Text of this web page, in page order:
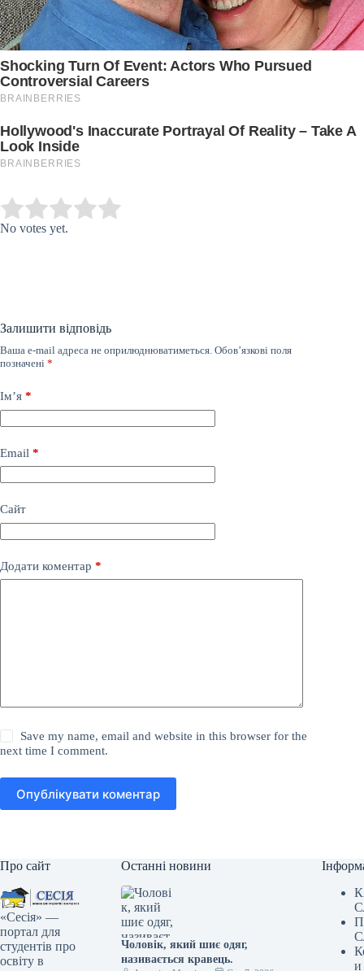
Rate this item:
No votes yet.
Залишити відповідь
Ваша e-mail адреса не оприлюднюватиметься. Обов’язкові поля
позначені *
Ім’я *
Email *
Сайт
Додати коментар *
Save my name, email and website in this browser for the
next time I comment.
Опублікувати коментар
Про сайт
«Сесія» —
портал для
студентів про
освіту в
Останні новини
Чоловік, який шиє одяг,
називається кравець.
и